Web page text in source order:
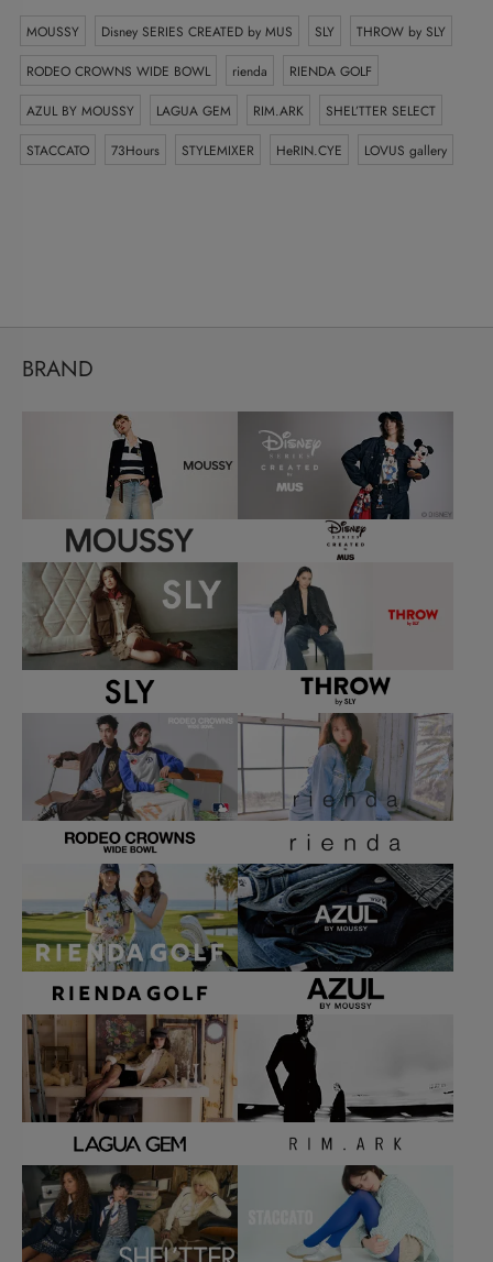
MOUSSY Disney SERIES CREATED by MUS SLY
THROW by SLY
RODEO CROWNS WIDE BOWL
rienda
RIENDA GOLF
AZUL BY MOUSSY
LAGUA GEM RIM.ARK
SHEL’TTER SELECT
STACCATO
73Hours STYLEMIXER HeRIN.CYE LOVUS gallery
BRAND